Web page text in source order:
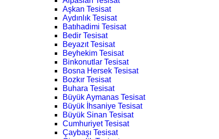
Aşkan Tesisat
Aydınlık Tesisat
Batıhadimi Tesisat
Bedir Tesisat
Beyazıt Tesisat
Beyhekim Tesisat
Binkonutlar Tesisat
Bosna Hersek Tesisat
Bozkır Tesisat
Buhara Tesisat
Büyük Aymanas Tesisat
Büyük İhsaniye Tesisat
Büyük Sinan Tesisat
Cumhuriyet Tesisat
Çaybaşı Tesisat